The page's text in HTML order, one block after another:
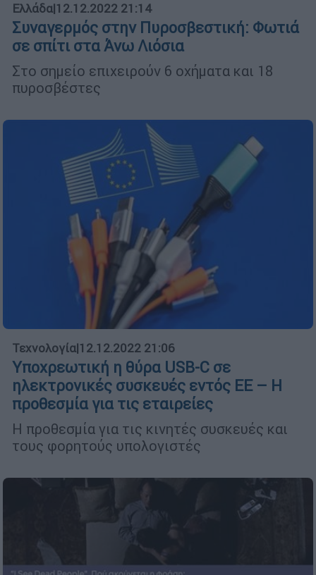
Ελλάδα|12.12.2022 21:14
Συναγερμός στην Πυροσβεστική: Φωτιά
σε σπίτι στα Άνω Λιόσια
Στο σημείο επιχειρούν 6 οχήματα και 18
πυροσβέστες
Τεχνολογία|12.12.2022 21:06
Υποχρεωτική η θύρα USB-C σε
ηλεκτρονικές συσκευές εντός ΕΕ – Η
προθεσμία για τις εταιρείες
Η προθεσμία για τις κινητές συσκευές και
τους φορητούς υπολογιστές